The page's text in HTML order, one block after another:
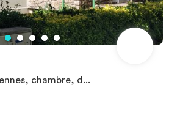
chambre, d...